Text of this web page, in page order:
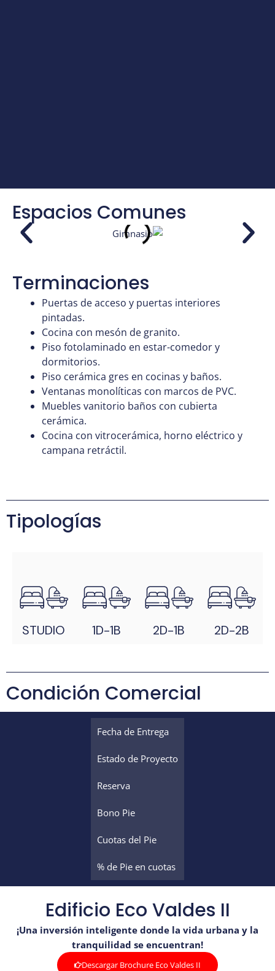
Espacios Comunes
Terminaciones
Puertas de acceso y puertas interiores
pintadas.
Cocina con mesón de granito.
Piso fotolaminado en estar-comedor y
dormitorios.
Piso cerámica gres en cocinas y baños.
Ventanas monolíticas con marcos de PVC.
Muebles vanitorio baños con cubierta
cerámica.
Cocina con vitrocerámica, horno eléctrico y
campana retráctil.
Tipologías
STUDIO 1D-1B 2D-1B 2D-2B
Condición Comercial
Fecha de Entrega
Estado de Proyecto
Reserva
Bono Pie
Cuotas del Pie
% de Pie en cuotas
Edificio Eco Valdes II
¡Una inversión inteligente donde la vida urbana y la
tranquilidad se encuentran!
Descargar Brochure Eco Valdes II